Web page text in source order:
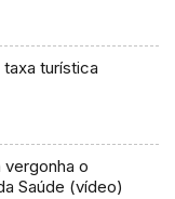
turística
vergonha o
Saúde (vídeo)